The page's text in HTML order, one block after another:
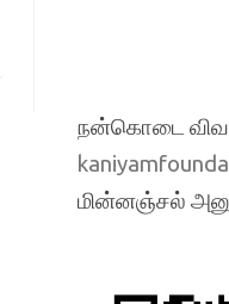
நன்கொடை
மின்னஞ்சல்